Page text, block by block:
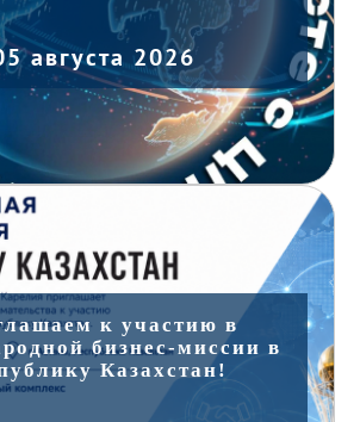
августа 2026
к участию в
бизнес-миссии в
Казахстан!